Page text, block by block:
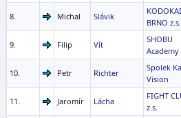
8. Michal Slávik
KODOKAI
BRNO z.s.
9. Filip Vít
SHOBU
Academy
10. Petr Richter
Spolek
Vision
11. Jaromír Lácha
FIGHT
z.s.